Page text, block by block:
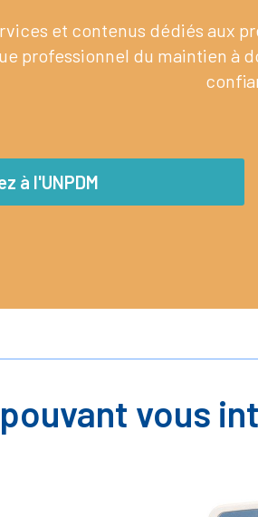
et contenus dédiés
professionnel du maintien à
à l'UNPDM
vous